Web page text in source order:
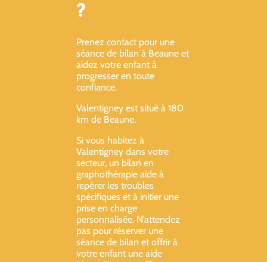
?
Prenez contact pour une
séance de bilan à Beaune et
aidez votre enfant à
progresser en toute
confiance.
Valentigney est situé à 180
km de Beaune.
Si vous habitez à
Valentigney dans votre
secteur, un bilan en
graphothérapie aide à
repérer les troubles
spécifiques et à initier une
prise en charge
personnalisée. N’attendez
pas pour réserver une
séance de bilan et offrir à
votre enfant une aide